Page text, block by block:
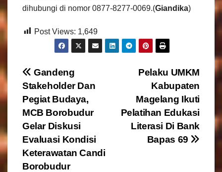
dihubungi di nomor 0877-8277-0069.(Giandika)
Post Views: 1,649
N
a
v
i
g
Pelaku UMKM
Kabupaten
Magelang Ikuti
Pelatihan Edukasi
Literasi Di Bank
Bapas 69
Gandeng
Stakeholder Dan
Pegiat Budaya,
MCB Borobudur
Gelar Diskusi
Evaluasi Kondisi
Keterawatan Candi
Borobudur